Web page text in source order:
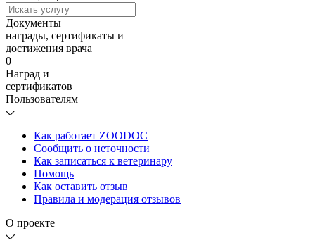
Документы
награды, сертификаты и
достижения врача
0
Наград и
сертификатов
Пользователям
Как работает ZOODOC
Сообщить о неточности
Как записаться к ветеринару
Помощь
Как оставить отзыв
Правила и модерация отзывов
О проекте